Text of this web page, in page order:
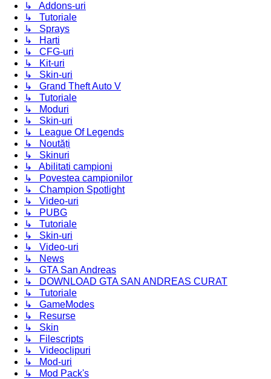
↳ Addons-uri
↳ Tutoriale
↳ Sprays
↳ Harti
↳ CFG-uri
↳ Kit-uri
↳ Skin-uri
↳ Grand Theft Auto V
↳ Tutoriale
↳ Moduri
↳ Skin-uri
↳ League Of Legends
↳ Noutăți
↳ Skinuri
↳ Abilitati campioni
↳ Povestea campionilor
↳ Champion Spotlight
↳ Video-uri
↳ PUBG
↳ Tutoriale
↳ Skin-uri
↳ Video-uri
↳ News
↳ GTA San Andreas
↳ DOWNLOAD GTA SAN ANDREAS CURAT
↳ Tutoriale
↳ GameModes
↳ Resurse
↳ Skin
↳ Filescripts
↳ Videoclipuri
↳ Mod-uri
↳ Mod Pack's